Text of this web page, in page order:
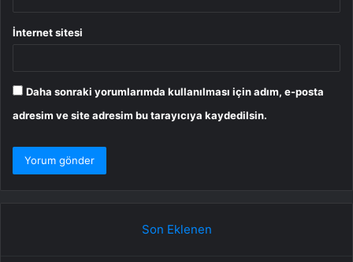
İnternet sitesi
Daha sonraki yorumlarımda kullanılması için adım, e-posta
adresim ve site adresim bu tarayıcıya kaydedilsin.
Son Eklenen